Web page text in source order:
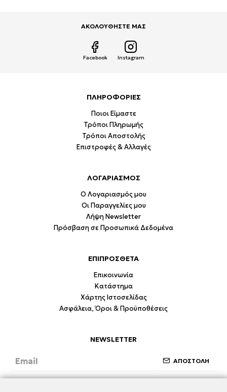
ΑΚΟΛΟΥΘΗΣΤΕ ΜΑΣ
Facebook Instagram
ΠΛΗΡΟΦΟΡΙΕΣ
Ποιοι Είμαστε
Τρόποι Πληρωμής
Τρόποι Αποστολής
Επιστροφές & Αλλαγές
ΛΟΓΑΡΙΑΣΜΟΣ
Ο Λογαριασμός μου
Οι Παραγγελίες μου
Λήψη Newsletter
Πρόσβαση σε Προσωπικά Δεδομένα
ΕΠΙΠΡΟΣΘΕΤΑ
Επικοινωνία
Κατάστημα
Χάρτης Ιστοσελίδας
Ασφάλεια, Όροι & Προϋποθέσεις
NEWSLETTER
ΑΠΟΣΤΟΛΗ